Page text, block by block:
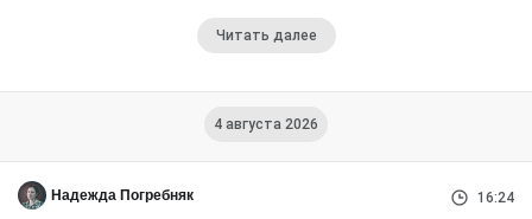
Читать далее
4 августа 2026
Надежда Погребняк 16:24